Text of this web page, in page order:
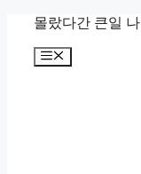
몰랐다간 큰일 나
메